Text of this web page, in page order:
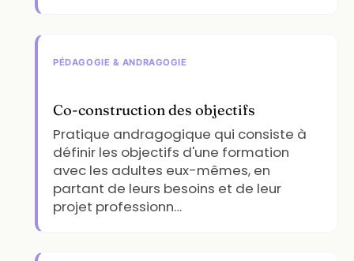
PÉDAGOGIE & ANDRAGOGIE
Co-construction des objectifs
Pratique andragogique qui consiste à
définir les objectifs d'une formation
avec les adultes eux-mêmes, en
partant de leurs besoins et de leur
projet professionn…